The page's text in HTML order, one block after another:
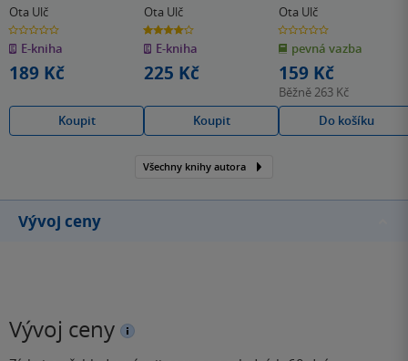
Ota Ulč
0.0
z
5
hvězdiček
E-kniha
189 Kč
Koupit
Ota Ulč
4.0
z
5
hvězdiček
E-kniha
225 Kč
Koupit
Ota Ulč
0.0
z
5
hvězdiček
pevná vazba
159 Kč
Běžně263 Kč
Do košíku
Všechny knihy autora
Vývoj ceny
Vývoj ceny